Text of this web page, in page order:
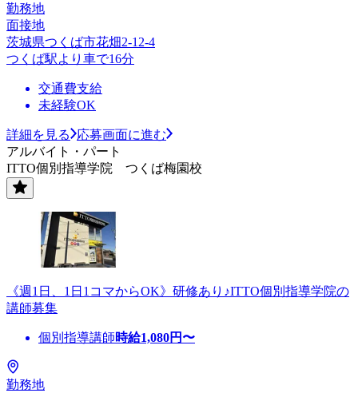
勤務地
面接地
茨城県つくば市花畑2-12-4
つくば駅より車で16分
交通費支給
未経験OK
詳細を見る
応募画面に進む
アルバイト・パート
ITTO個別指導学院 つくば梅園校
《週1日、1日1コマからOK》研修あり♪ITTO個別指導学院の
講師募集
個別指導講師時給1,080円〜
勤務地